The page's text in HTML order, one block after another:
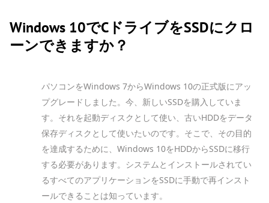
Windows 10でCドライブをSSDにクロ
ーンできますか？
パソコンをWindows 7からWindows 10の正式版にアッ
プグレードしました。今、新しいSSDを購入していま
す。それを起動ディスクとして使い、古いHDDをデータ
保存ディスクとして使いたいのです。そこで、その目的
を達成するために、Windows 10をHDDからSSDに移行
する必要があります。システムとインストールされてい
るすべてのアプリケーションをSSDに手動で再インスト
ールできることは知っています。